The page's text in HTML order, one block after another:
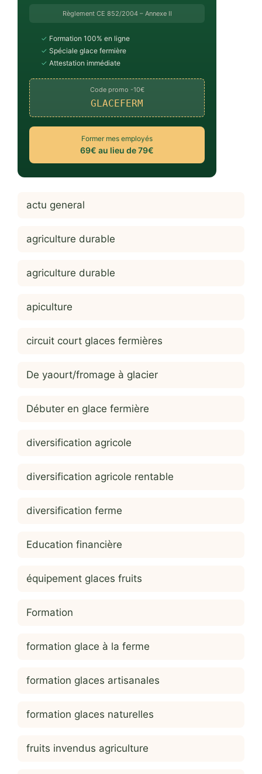
Règlement CE 852/2004 – Annexe II
✓ Formation 100% en ligne
✓ Spéciale glace fermière
✓ Attestation immédiate
Code promo -10€
GLACEFERM
Former mes employés
69€ au lieu de 79€
actu general
agriculture durable
agriculture durable
apiculture
circuit court glaces fermières
De yaourt/fromage à glacier
Débuter en glace fermière
diversification agricole
diversification agricole rentable
diversification ferme
Education financière
équipement glaces fruits
Formation
formation glace à la ferme
formation glaces artisanales
formation glaces naturelles
fruits invendus agriculture